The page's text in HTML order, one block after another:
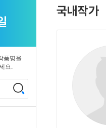
품명을
요.
국내작가